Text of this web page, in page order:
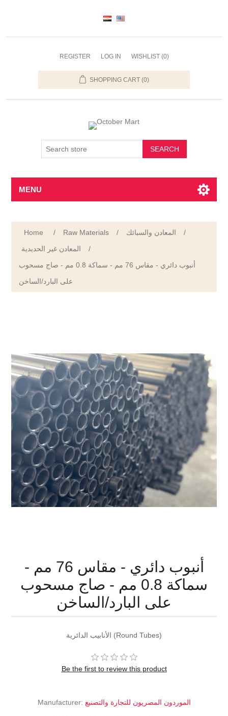
REGISTER LOG IN WISHLIST (0)
SHOPPING CART (0)
SEARCH
MENU
Home / Raw Materials / المعادن والسبائك
/
المعادن غير الحديدية
/
أنبوب دائري - مقاس 76 مم - سماكة 0.8 مم - صاج مسحوب
على البارد/الساخن
أنبوب دائري - مقاس 76 مم -
سماكة 0.8 مم - صاج مسحوب
على البارد/الساخن
الأنابيب الدائرية (Round Tubes)
Be the first to review this product
Manufacturer: الموردون المصريون للتجارة والتصنيع